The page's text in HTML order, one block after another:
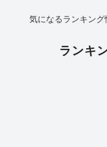
気になるランキング
ランキ